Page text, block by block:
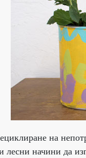
на
лесни начини да